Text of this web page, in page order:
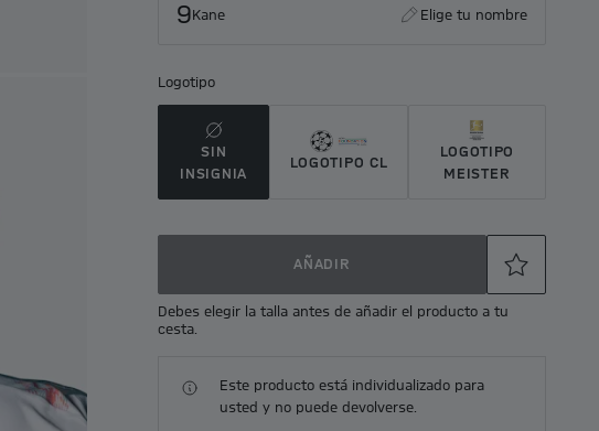
9Kane Elige tu nombre
Logotipo
SIN
INSIGNIA
LOGOTIPO CL
LOGOTIPO
MEISTER
AÑADIR
Debes elegir la talla antes de añadir el producto a tu
cesta.
Este producto está individualizado para
usted y no puede devolverse.